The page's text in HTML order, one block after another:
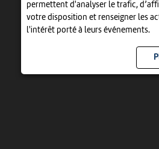
permettent d'analyser le trafic,
votre disposition et renseigner les
l'intérêt porté à leurs événements.